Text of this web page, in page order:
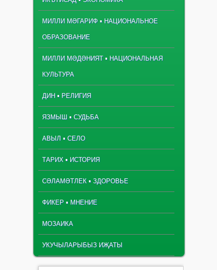
МИЛЛИ МӘГАРИФ ▪ НАЦИОНАЛЬНОЕ
ОБРАЗОВАНИЕ
МИЛЛИ МӘДӘНИЯТ ▪ НАЦИОНАЛЬНАЯ
КУЛЬТУРА
ДИН ▪ РЕЛИГИЯ
ЯЗМЫШ ▪ СУДЬБА
АВЫЛ ▪ СЕЛО
ТАРИХ ▪ ИСТОРИЯ
СӘЛАМӘТЛЕК ▪ ЗДОРОВЬЕ
ФИКЕР ▪ МНЕНИЕ
МОЗАИКА
УКУЧЫЛАРЫБЫЗ ИҖАТЫ